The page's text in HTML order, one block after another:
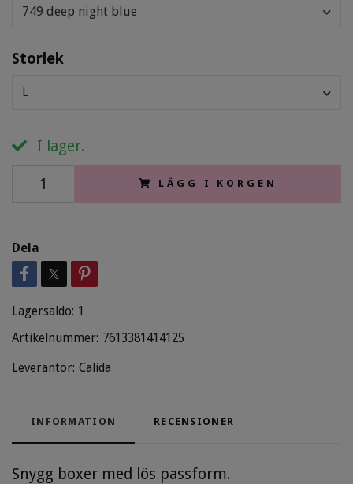
749 deep night blue
Storlek
L
I lager.
LÄGG I KORGEN
Dela
Lagersaldo: 1
Artikelnummer: 7613381414125
Leverantör: Calida
INFORMATION RECENSIONER
Snygg boxer med lös passform.